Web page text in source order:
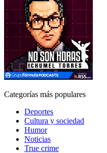
Categorías más populares
Deportes
Cultura y sociedad
Humor
Noticias
True crime